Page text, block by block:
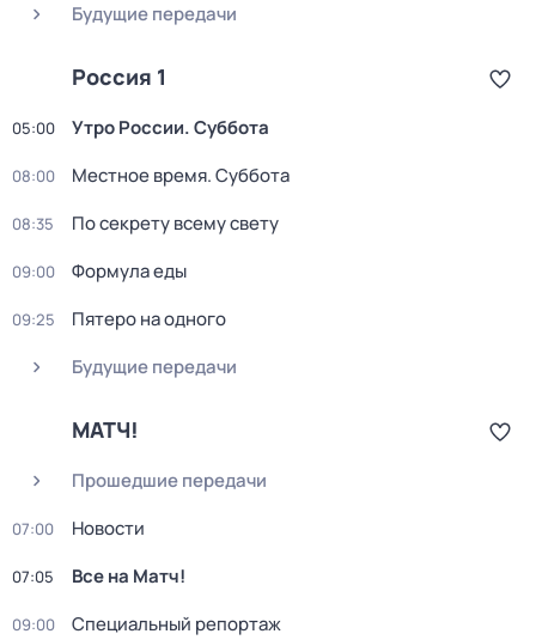
Будущие передачи
Россия 1
05:00 Утро России. Суббота
08:00 Местное время. Суббота
08:35 По секрету всему свету
09:00 Формула еды
09:25
Пятеро на одного
Будущие передачи
МАТЧ!
Прошедшие передачи
07:00 Новости
07:05 Все на Матч!
09:00 Специальный репортаж